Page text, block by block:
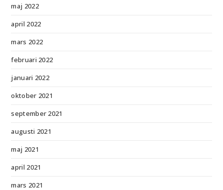
maj 2022
april 2022
mars 2022
februari 2022
januari 2022
oktober 2021
september 2021
augusti 2021
maj 2021
april 2021
mars 2021